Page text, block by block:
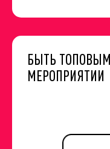
БЫТЬ
МЕРОПРИЯТИИ